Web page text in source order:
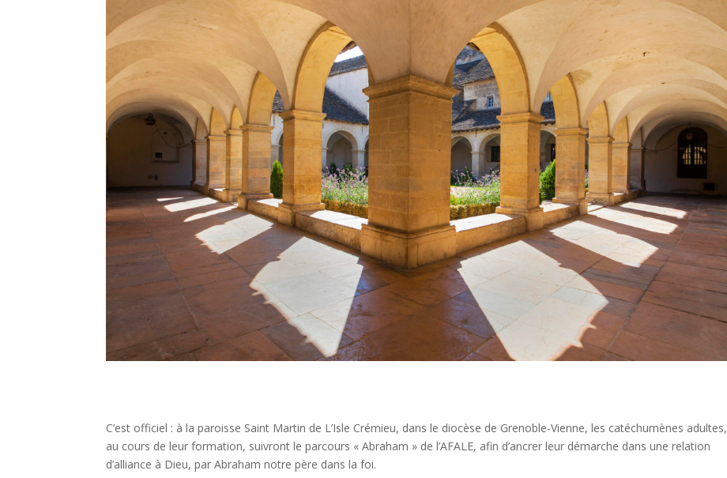
C’est officiel : à la paroisse Saint Martin de L’Isle Crémieu, dans le diocèse de Grenoble-Vienne, les catéchumènes adultes,
au cours de leur formation, suivront le parcours « Abraham » de l’AFALE, afin d’ancrer leur démarche dans une relation
d’alliance à Dieu, par Abraham notre père dans la foi.